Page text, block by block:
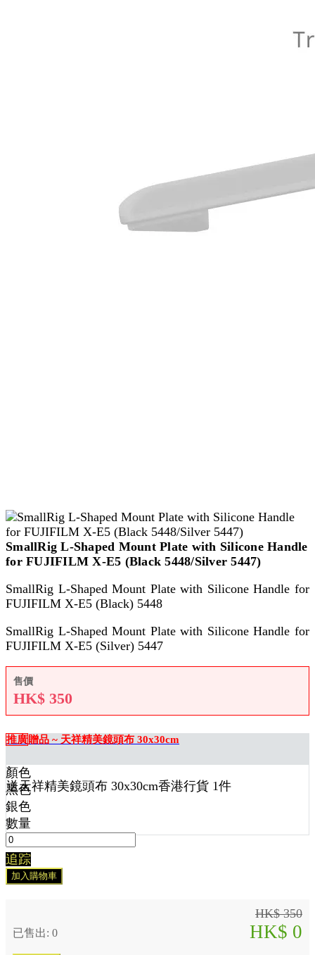
SmallRig L-Shaped Mount Plate with Silicone Handle
for FUJIFILM X-E5 (Black 5448/Silver 5447)
SmallRig L-Shaped Mount Plate with Silicone Handle for
FUJIFILM X-E5 (Black) 5448
SmallRig L-Shaped Mount Plate with Silicone Handle for
FUJIFILM X-E5 (Silver) 5447
售價
HK$ 350
推廣贈品 ~ 天祥精美鏡頭布 30x30cm
送天祥精美鏡頭布 30x30cm香港行貨 1件
顏色
黑色
銀色
數量
追踪
加入購物車
HK$ 350
已售出: 0 HK$ 0